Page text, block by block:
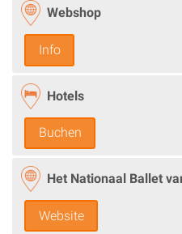
Webshop
Info
Hotels
Buchen
Het Nationaal Ballet
Website